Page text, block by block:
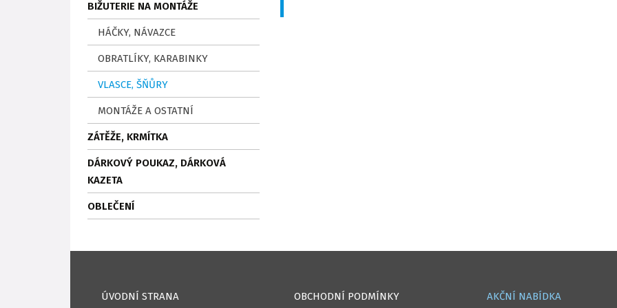
BIŽUTERIE NA MONTÁŽE
HÁČKY, NÁVAZCE
OBRATLÍKY, KARABINKY
VLASCE, ŠŇŮRY
MONTÁŽE A OSTATNÍ
ZÁTĚŽE, KRMÍTKA
DÁRKOVÝ POUKAZ, DÁRKOVÁ
KAZETA
OBLEČENÍ
ÚVODNÍ STRANA OBCHODNÍ PODMÍNKY AKČNÍ NABÍDKA